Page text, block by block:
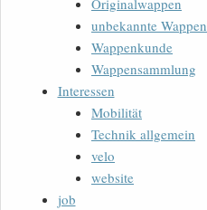
unbekannte Wappen
Wappenkunde
Wappensammlung
Interessen
Mobilität
Technik allgemein
velo
website
job